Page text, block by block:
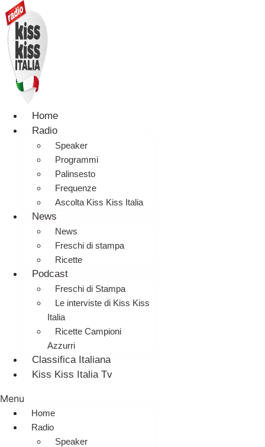
Home
Radio
Speaker
Programmi
Palinsesto
Frequenze
Ascolta Kiss Kiss Italia
News
News
Freschi di stampa
Ricette
Podcast
Freschi di Stampa
Le interviste di Kiss Kiss
Italia
Ricette Campioni
Azzurri
Classifica Italiana
Kiss Kiss Italia Tv
Menu
Home
Radio
Speaker